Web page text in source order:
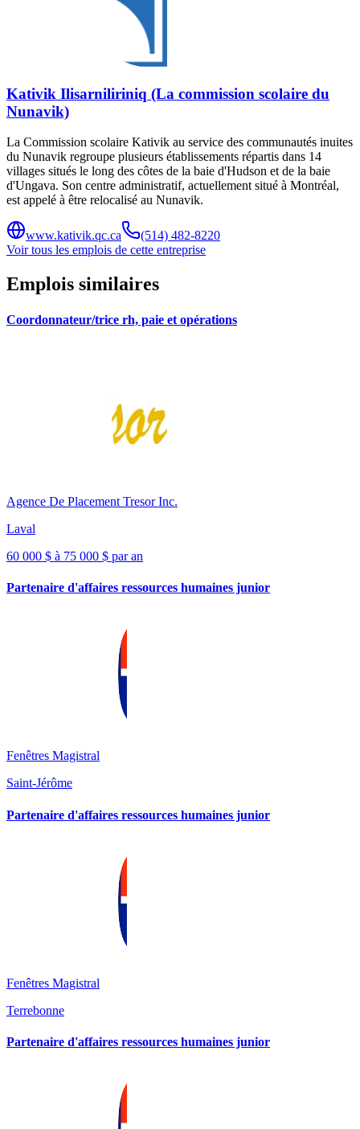
Kativik Ilisarniliriniq (La commission scolaire du
Nunavik)
La Commission scolaire Kativik au service des communautés inuites
du Nunavik regroupe plusieurs établissements répartis dans 14
villages situés le long des côtes de la baie d'Hudson et de la baie
d'Ungava. Son centre administratif, actuellement situé à Montréal,
est appelé à être relocalisé au Nunavik.
www.kativik.qc.ca
(514) 482-8220
Voir tous les emplois de cette entreprise
Emplois similaires
Coordonnateur/trice rh, paie et opérations
Agence De Placement Tresor Inc.
Laval
60 000 $ à 75 000 $ par an
Partenaire d'affaires ressources humaines junior
Fenêtres Magistral
Saint-Jérôme
Partenaire d'affaires ressources humaines junior
Fenêtres Magistral
Terrebonne
Partenaire d'affaires ressources humaines junior